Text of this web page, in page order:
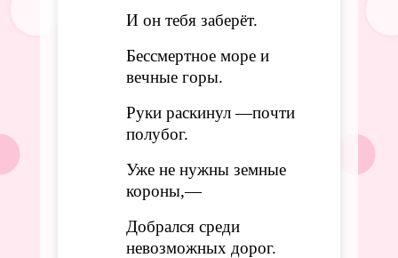
И он тебя заберёт.
Бессмертное море и
вечные горы.
Руки раскинул —почти
полубог.
Уже не нужны земные
короны,—
Добрался среди
невозможных дорог.